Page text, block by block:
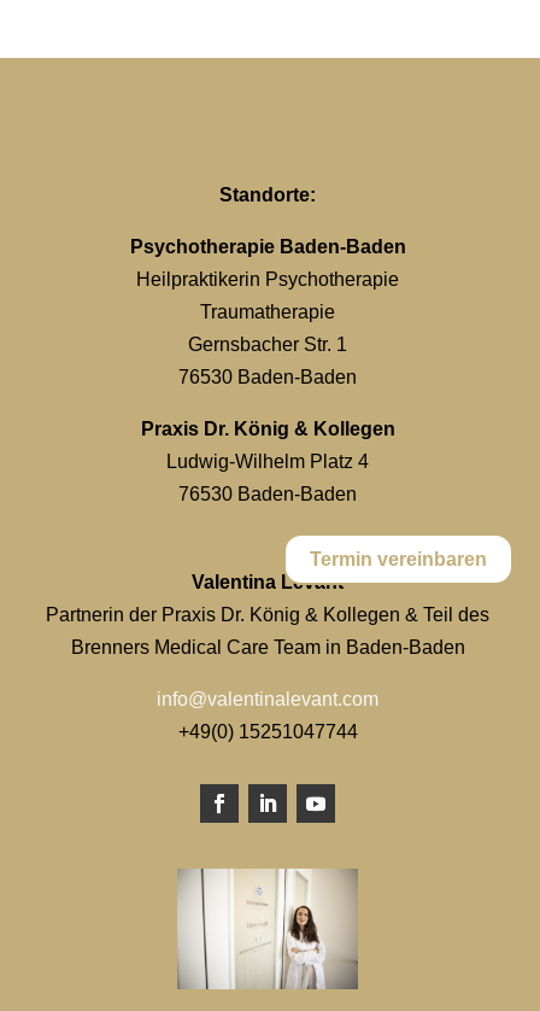
Standorte:
Psychotherapie Baden-Baden
Heilpraktikerin Psychotherapie
Traumatherapie
Gernsbacher Str. 1
76530 Baden-Baden
Praxis Dr. König & Kollegen
Ludwig-Wilhelm Platz 4
76530 Baden-Baden
Valentina Levant
Partnerin der Praxis Dr. König & Kollegen & Teil des
Brenners Medical Care Team in Baden-Baden
info@valentinalevant.com
+49(0) 15251047744
Termin vereinbaren